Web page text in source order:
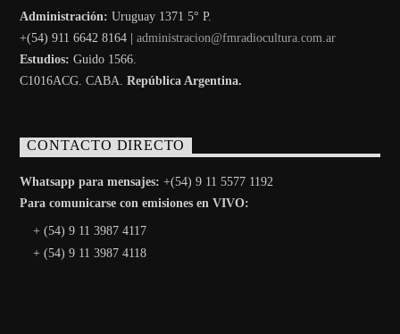
Administración: Uruguay 1371 5° P.
+(54) 911 6642 8164 |administracion@fmradiocultura.com.ar
Estudios: Guido 1566.
C1016ACG . CABA.República Argentina.
CONTACTO DIRECTO
Whatsapp para mensajes: +(54) 9 11 5577 1192
Para comunicarse con emisiones en VIVO:
+ (54) 9 11 3987 4117
+ (54) 9 11 3987 4118